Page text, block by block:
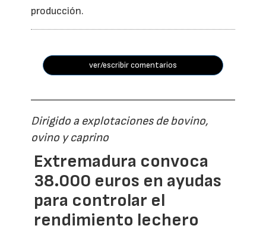
producción.
ver/escribir comentarios
Dirigido a explotaciones de bovino,
ovino y caprino
Extremadura convoca
38.000 euros en ayudas
para controlar el
rendimiento lechero